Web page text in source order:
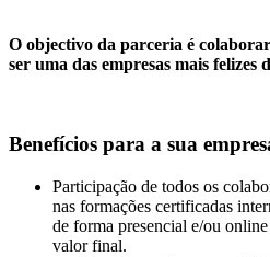
O objectivo da parceria é
ser uma das empresas mais felizes
Benefícios para a sua
Participação de todos os
nas formações certificadas
de forma presencial e/ou
valor final.